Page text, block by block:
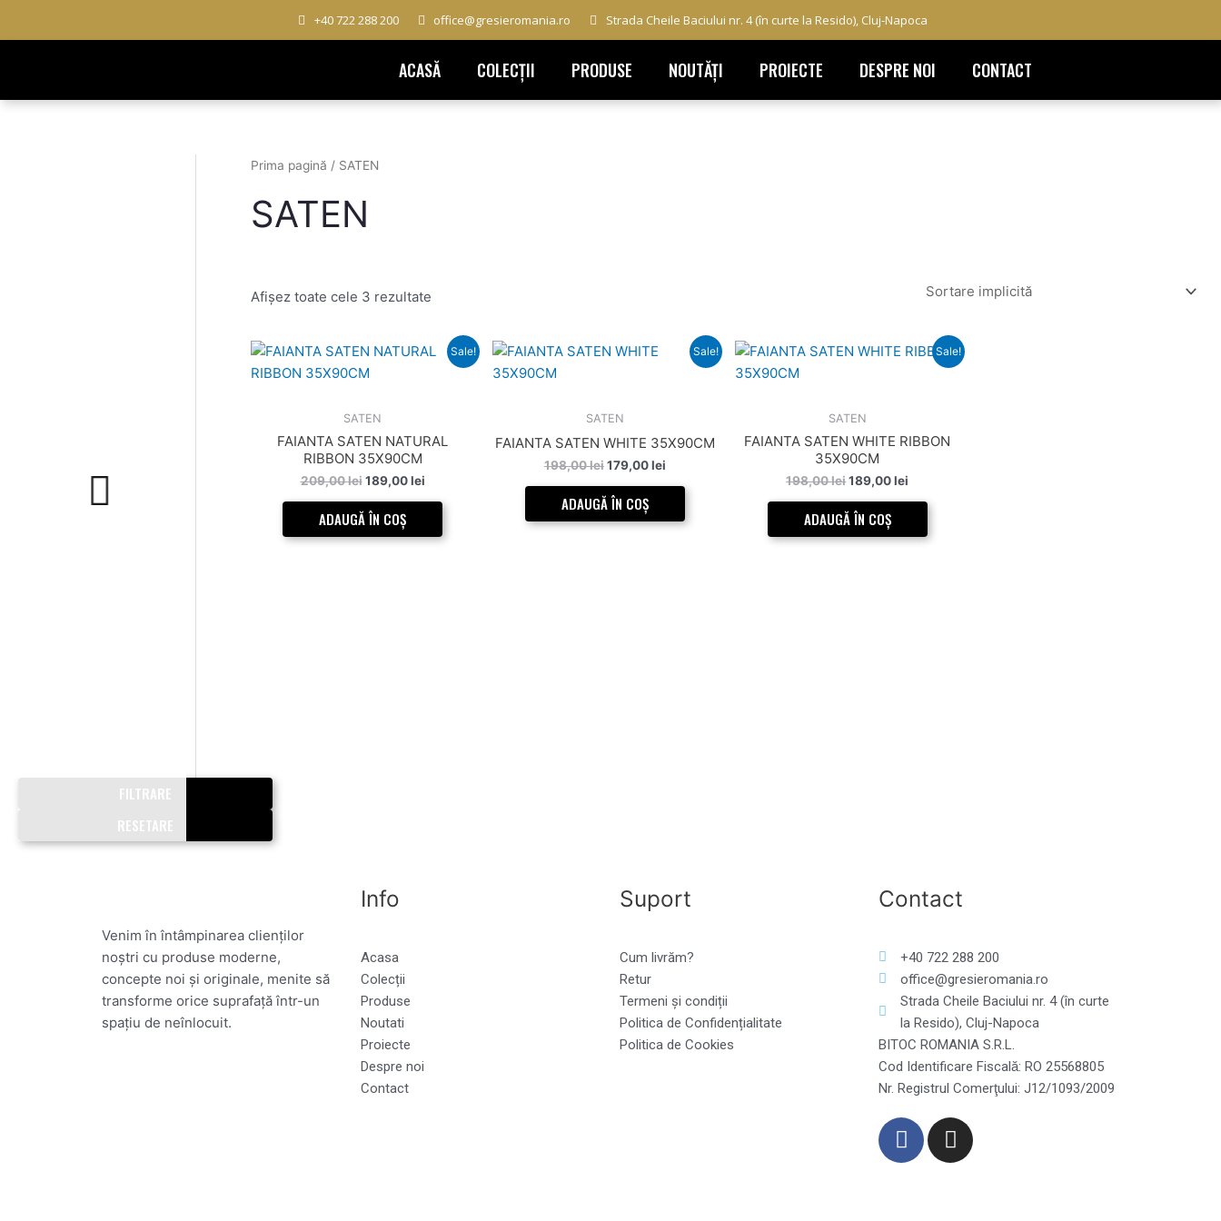
+40 722 288 200 office@gresieromania.ro Strada Cheile Baciului nr. 4 (în curte la Resido), Cluj-Napoca
ACASĂ COLECȚII PRODUSE NOUTĂȚI PROIECTE DESPRE NOI CONTACT
FILTRARE
RESETARE
Prima pagină / SATEN
SATEN
Afișez toate cele 3 rezultate
Sale!
SATEN
FAIANTA SATEN NATURAL
RIBBON 35X90CM
209,00lei
Prețul
a
189,00lei
Prețul
curent
ADAUGĂ ÎN COȘ
Sale!
SATEN
FAIANTA SATEN WHITE 35X90CM
198,00lei
Prețul
179,00lei
Prețul
curent
ADAUGĂ ÎN COȘ
Sale!
SATEN
FAIANTA SATEN WHITE RIBBON
35X90CM
198,00lei
Prețul
189,00lei
Prețul
curent
ADAUGĂ ÎN COȘ
Venim în întâmpinarea clienților
noștri cu produse moderne,
concepte noi și originale, menite să
transforme orice suprafață într-un
spațiu de neînlocuit.
Info
Acasa
Colecții
Produse
Noutati
Proiecte
Despre noi
Contact
Suport
Cum livrăm?
Retur
Termeni și condiții
Politica de Confidențialitate
Politica de Cookies
Contact
+40 722 288 200
office@gresieromania.ro
Strada Cheile Baciului nr. 4 (în curte
la Resido), Cluj-Napoca
BITOC ROMANIA S.R.L.
Cod Identificare Fiscală: RO 25568805
Nr. Registrul Comerţului: J12/1093/2009
F
a
I
n